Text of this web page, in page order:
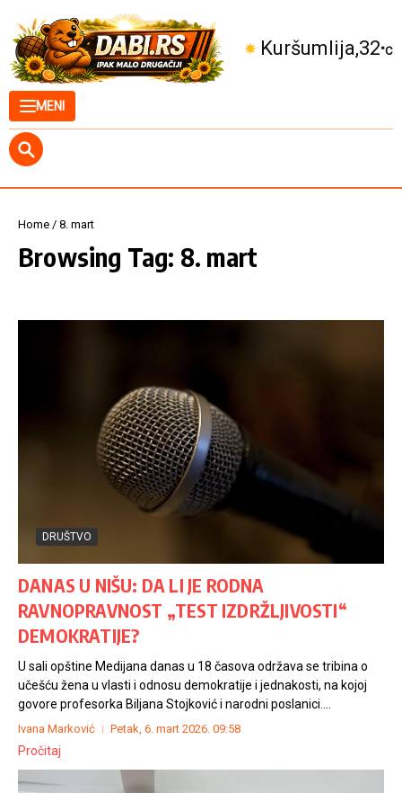
MENI
Kuršumlija 32°C
Home / 8. mart
Browsing Tag: 8. mart
DRUŠTVO
DANAS U NIŠU: DA LI JE RODNA
RAVNOPRAVNOST „TEST IZDRŽLJIVOSTI“
DEMOKRATIJE?
U sali opštine Medijana danas u 18 časova održava se tribina o
učešću žena u vlasti i odnosu demokratije i jednakosti, na kojoj
govore profesorka Biljana Stojković i narodni poslanici....
Ivana Marković Petak, 6. mart 2026. 09:58
Pročitaj